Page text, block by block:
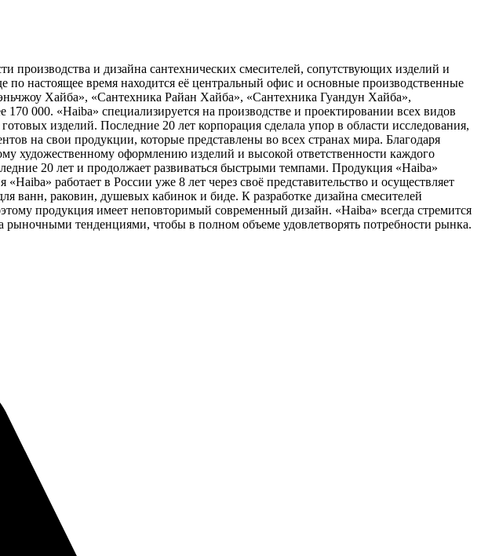
и дизайна сантехнических смесителей, сопутствующих изделий и
настоящее время находится её центральный офис и основные производственные
Хайба», «Сантехника Райан Хайба», «Сантехника Гуандун Хайба»,
000. «Haiba» специализируется на производстве и проектировании всех видов
изделий. Последние 20 лет корпорация сделала упор в области исследования,
на свои продукции, которые представлены во всех странах мира. Благодаря
художественному оформлению изделий и высокой ответственности каждого
20 лет и продолжает развиваться быстрыми темпами. Продукция «Haiba»
работает в России уже 8 лет через своё представительство и осуществляет
ванн, раковин, душевых кабинок и биде. К разработке дизайна смесителей
продукция имеет неповторимый современный дизайн. «Haiba» всегда стремится
рыночными тенденциями, чтобы в полном объеме удовлетворять потребности рынка.